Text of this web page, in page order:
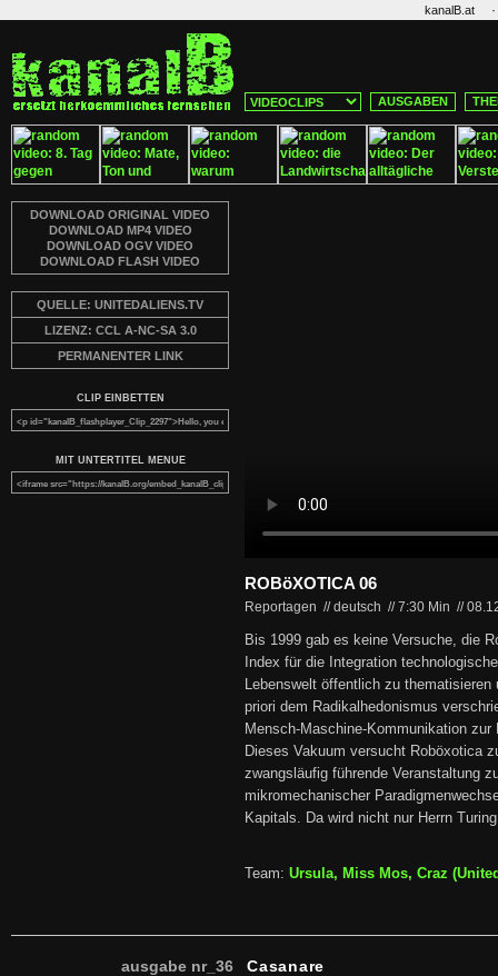
kanalB.at ·
AUSGABEN
DOWNLOAD ORIGINAL VIDEO
DOWNLOAD MP4 VIDEO
DOWNLOAD OGV VIDEO
DOWNLOAD FLASH VIDEO
QUELLE: UNITEDALIENS.TV
LIZENZ: CCL A-NC-SA 3.0
PERMANENTER LINK
CLIP EINBETTEN
MIT UNTERTITEL MENUE
ROBöXOTICA 06
Reportagen // deutsch //7:30 Min //
Bis 1999 gab es keine Versuche, die
Index für die Integration
Lebenswelt öffentlich zu thematisieren
priori dem Radikalhedonismus
Mensch-Maschine-Kommunikation
Dieses Vakuum versucht Roböxotica
zwangsläufig führende Veranstaltung
mikromechanischer
Kapitals. Da wird nicht nur Herrn
Team: Ursula, Miss Mos, Craz
ausgabe nr_36 Casanare